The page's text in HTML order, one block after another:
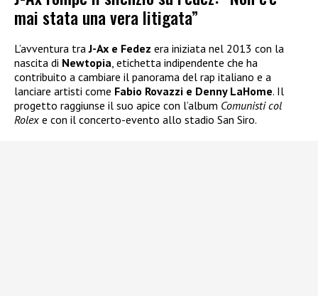
mai stata una vera litigata”
L’avventura traJ-Ax e Fedez era iniziata nel 2013 con la
nascita di Newtopia , etichetta indipendente che ha
contribuito a cambiare il panorama del rap italiano e a
lanciare artisti come Fabio Rovazzi e Denny LaHome. Il
progetto raggiunse il suo apice con l’album Comunisti col
Rolex e con il concerto-evento allo stadio San Siro.